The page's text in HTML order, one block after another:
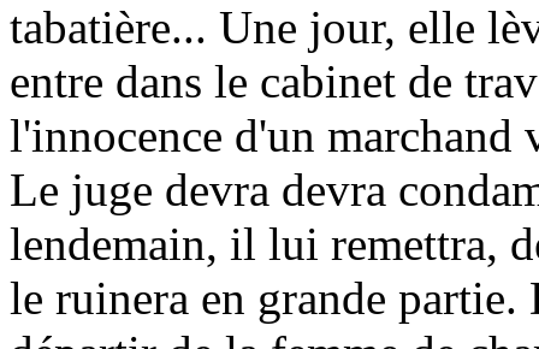
tabatière... Une jour, elle
entre dans le cabinet de
l'innocence d'un marchand
Le juge devra devra
lendemain, il lui remettra,
le ruinera en grande partie.